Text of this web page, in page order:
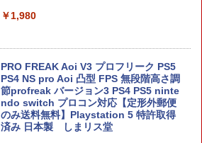
【新品】【NS2H】ゲーム用セパレート
型クリアケース リラックマ[在庫品]
￥1,910
￥1,980
PRO FREAK Aoi V3 プロフリーク PS5
PS4 NS pro Aoi 凸型 FPS 無段階高さ調
節profreak バージョン3 PS4 PS5 ninte
ndo switch プロコン対応【定形外郵便
のみ送料無料】Playstation 5 特許取得
済み 日本製 しまリス堂